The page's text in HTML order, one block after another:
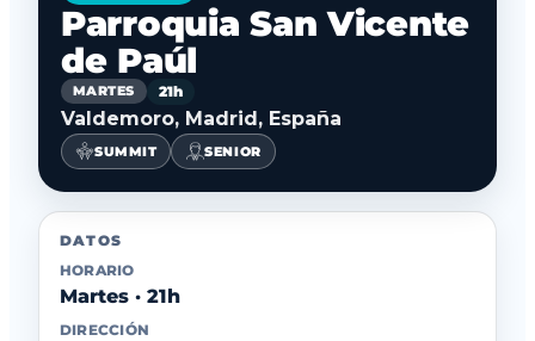
Parroquia San Vicente
de Paúl
MARTES 21h
Valdemoro, Madrid, España
SUMMIT SENIOR
DATOS
HORARIO
Martes · 21h
DIRECCIÓN